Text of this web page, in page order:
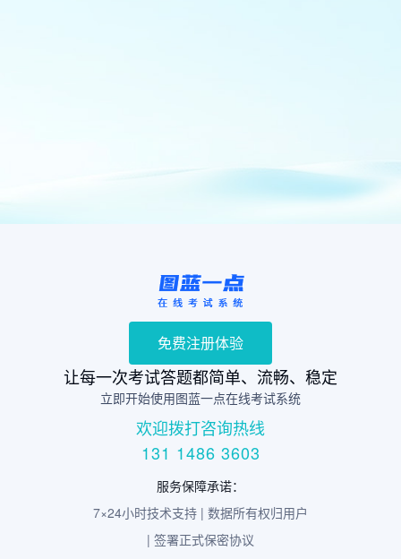
免费注册体验
让每一次考试答题都简单、流畅、稳定
立即开始使用图蓝一点在线考试系统
欢迎拨打咨询热线
131 1486 3603
服务保障承诺：
7×24小时技术支持 | 数据所有权归用户
| 签署正式保密协议